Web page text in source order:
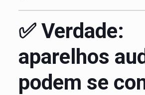
✅ Verdade:
aparelhos
podem se